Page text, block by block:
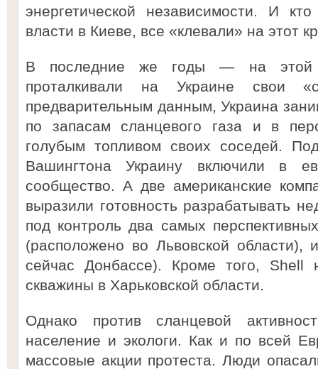
энергетической независимости. И
власти в Киеве, все «клевали» на этот
В последние же годы — на
проталкивали на Украине свои
предварительным данным, Украина
по запасам сланцевого газа и в
голубым топливом своих соседей.
Вашингтона Украину включили в
сообщество. А две американские
выразили готовность разрабатывать
под контроль два самых
(расположено во Львовской
сейчас Донбассе). Кроме того, Shell
скважины в Харьковской области.
Однако против сланцевой
население и экологи. Как и по всей
массовые акции протеста. Люди